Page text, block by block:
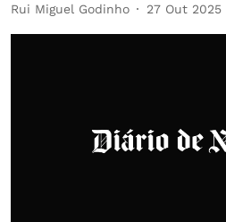
Rui Miguel Godinho 27 Out 2025